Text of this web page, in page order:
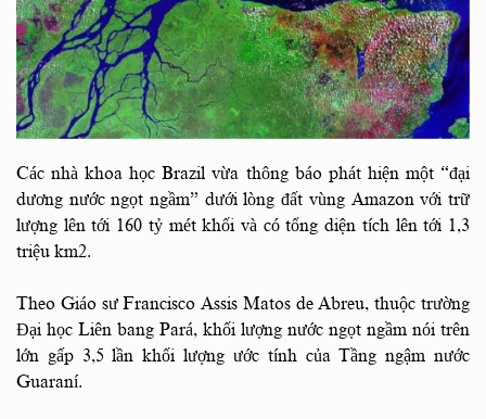
Các nhà khoa học Brazil vừa thông báo phát hiện một “đại
dương nước ngọt ngầm” dưới lòng đất vùng Amazon với trữ
lượng lên tới 160 tỷ mét khối và có tổng diện tích lên tới 1,3
triệu km2.
Theo Giáo sư Francisco Assis Matos de Abreu, thuộc trường
Đại học Liên bang Pará, khối lượng nước ngọt ngầm nói trên
lớn gấp 3,5 lần khối lượng ước tính của Tầng ngậm nước
Guaraní.